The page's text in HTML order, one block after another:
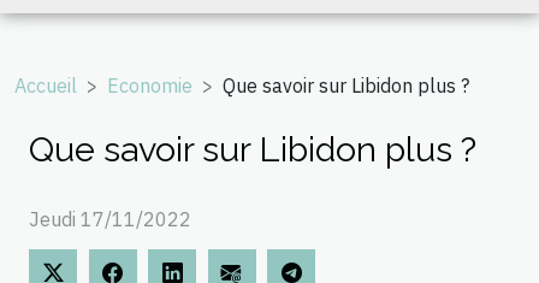
Accueil Economie Que savoir sur Libidon plus ?
Que savoir sur Libidon plus ?
Jeudi 17/11/2022